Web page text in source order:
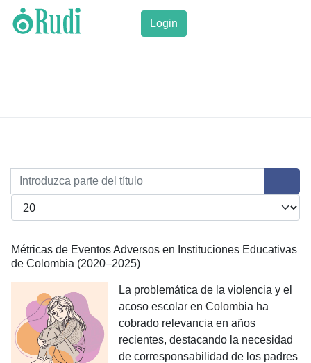
Login
Introduzca parte del título
Cantidad a mostrar
Métricas de Eventos Adversos en Instituciones Educativas
de Colombia (2020–2025)
La problemática de la violencia y el
acoso escolar en Colombia ha
cobrado relevancia en años
recientes, destacando la necesidad
de corresponsabilidad de los padres